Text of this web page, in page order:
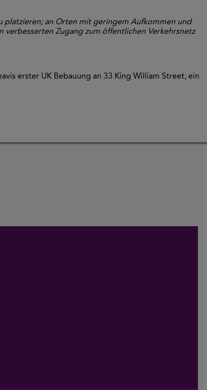
platzieren; an Orten mit geringem Aufkommen und
Zugang zum öffentlichen Verkehrsnetz
erster UK Bebauung an 33 King William Street, ein